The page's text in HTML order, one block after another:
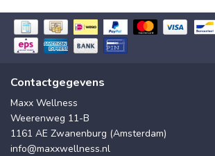
Contactgegevens
Maxx Wellness
Weerenweg 11-B
1161 AE Zwanenburg (Amsterdam)
info@maxxwellness.nl